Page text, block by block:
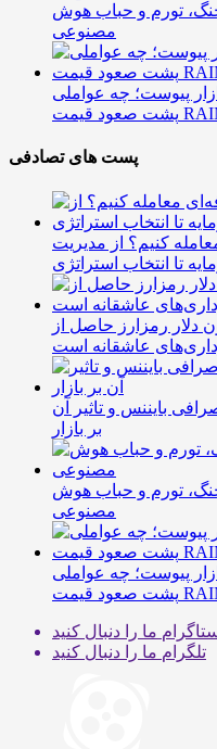
تورم و حباب هوش
مصنوعی
پیوست؛ چه عواملی
پست های تصادفی
کنیم؟ از مدیریت
تا انتخاب استراتژی
پی توقیف ۲۵ میلیون دلار رمزارز حاصل از
عاشقانه است
صرافی بایننس و تاثیر آن
بر بازار
تورم و حباب هوش
مصنوعی
پیوست؛ چه عواملی
ما را دنبال کنید
تلگرام ما را دنبال کنید